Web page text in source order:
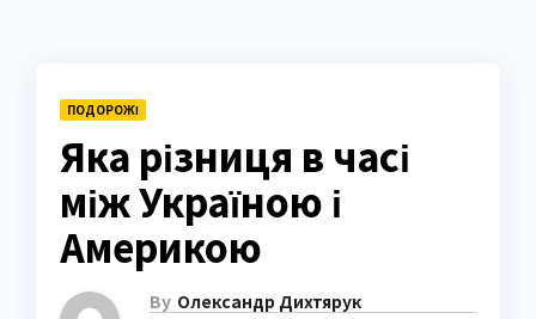
ПОДОРОЖІ
Яка різниця в часі
між Україною і
Америкою
By Олександр Дихтярук